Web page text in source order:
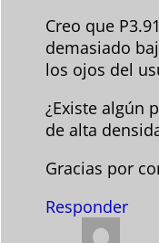
Creo que
demasiado
los ojos del
¿Existe algún
de alta
Gracias por
Responder